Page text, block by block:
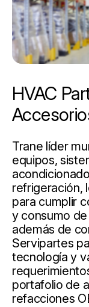
HVAC
Trane líder
equipos,
refrigeración,
para cumplir
y consumo
además de
Servipartes
tecnología y
portafolio de
refacciones